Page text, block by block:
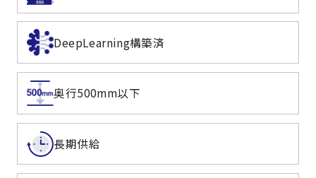
DeepLearning構築済
奥行500mm以下
長期供給